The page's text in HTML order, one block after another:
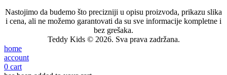
Nastojimo da budemo što precizniji u opisu proizvoda, prikazu slika
i cena, ali ne možemo garantovati da su sve informacije kompletne i
bez grešaka.
Teddy Kids © 2026. Sva prava zadržana.
home
account
0 cart